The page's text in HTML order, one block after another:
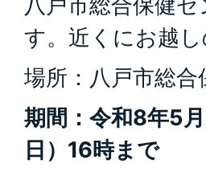
す。近くにお越
場所：八戸市総
期間：令和8年5
日）16時まで